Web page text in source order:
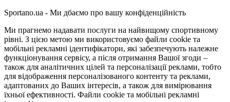
Sportano.ua - Ми дбаємо про вашу конфіденційність
Ми прагнемо надавати послуги на найвищому спортивному
рівні. З цією метою ми використовуємо файли cookie та
мобільні рекламні ідентифікатори, які забезпечують належне
функціонування сервісу, а після отримання Вашої згоди –
також для аналітичних цілей та персоналізації реклами, тобто
для відображення персоналізованого контенту та реклами,
адаптованих до Ваших інтересів, а також для вимірювання
їхньої ефективності. Файли cookie та мобільні рекламні